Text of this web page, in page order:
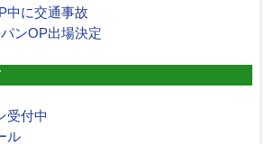
中に交通事故
ンOP出場決定
受付中
ル